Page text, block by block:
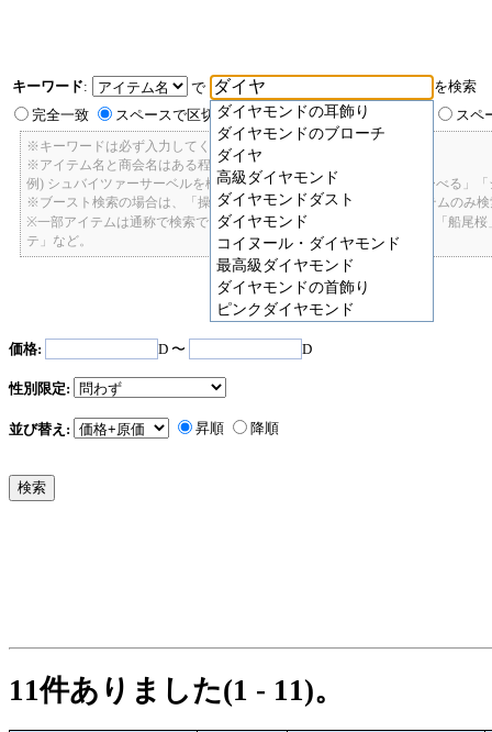
キーワード:
で
ダイヤモンドの耳飾り
ダイヤモンドのブローチ
ダイヤ
高級ダイヤモンド
ダイヤモンドダスト
ダイヤモンド
コイヌール・ダイヤモンド
最高級ダイヤモンド
ダイヤモンドの首飾り
ピンクダイヤモンド
を検索
完全一致
スペースで区切ったキーワードのいずれかを含む スペ
※キーワードは必ず入力してください。
※アイテム名と商会名はある程度曖昧に検索できます。
例) シュバイツァーサーベルを検索したい場合: 「しゅばいつあーさーべる」
※ブースト検索の場合は、「操舵+2」で検索すると、操舵+2のアイテムのみ
※一部アイテムは通称で検索できます。「カテ1」「C1」「ロット1」「船尾
テ」など。
価格: D 〜 D
性別限定:
並び替え: 昇順 降順
11件ありました(1 - 11)。